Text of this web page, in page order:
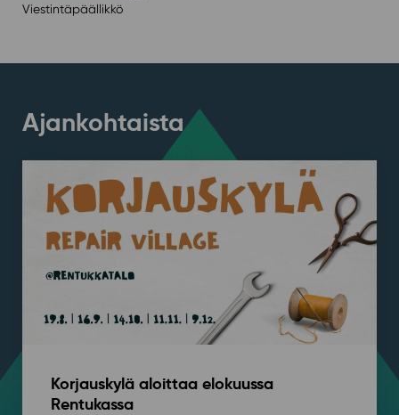
Viestintäpäällikkö
Ajankohtaista
Korjauskylä aloittaa elokuussa
Rentukassa